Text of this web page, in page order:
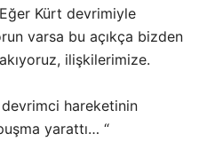
Kürt devrimiyle
varsa bu açıkça bizden
ilişkilerimize.
hareketinin
yarattı… “